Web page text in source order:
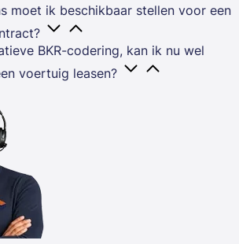
moet ik beschikbaar stellen voor een
BKR-codering, kan ik nu wel
voertuig leasen?